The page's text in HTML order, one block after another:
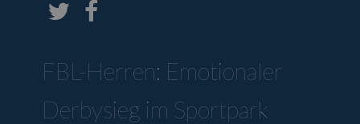
FBL-Herren: Emotionaler
Derbysieg im Sportpark